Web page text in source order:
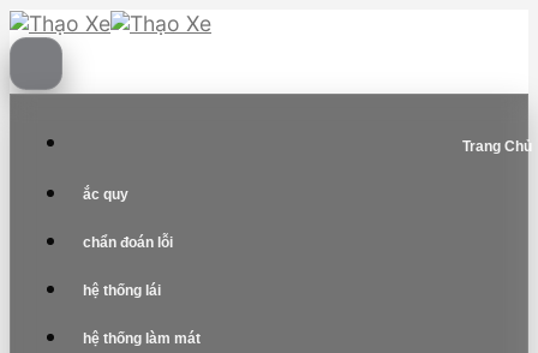
Skip
to
content
Trang Chủ
ắc quy
chẩn đoán lỗi
hệ thống lái
hệ thống làm mát